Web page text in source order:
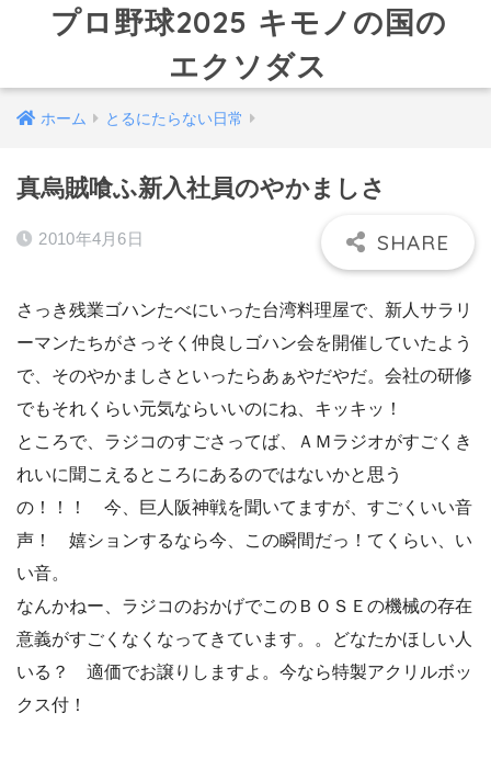
プロ野球2025 キモノの国の
エクソダス
ホーム とるにたらない日常
真烏賊喰ふ新入社員のやかましさ
2010年4月6日
さっき残業ゴハンたべにいった台湾料理屋で、新人サラリ
ーマンたちがさっそく仲良しゴハン会を開催していたよう
で、そのやかましさといったらあぁやだやだ。会社の研修
でもそれくらい元気ならいいのにね、キッキッ！
ところで、ラジコのすごさってば、ＡＭラジオがすごくき
れいに聞こえるところにあるのではないかと思う
の！！！ 今、巨人阪神戦を聞いてますが、すごくいい音
声！ 嬉ションするなら今、この瞬間だっ！てくらい、い
い音。
なんかねー、ラジコのおかげでこのＢＯＳＥの機械の存在
意義がすごくなくなってきています。。どなたかほしい人
いる？ 適価でお譲りしますよ。今なら特製アクリルボッ
クス付！